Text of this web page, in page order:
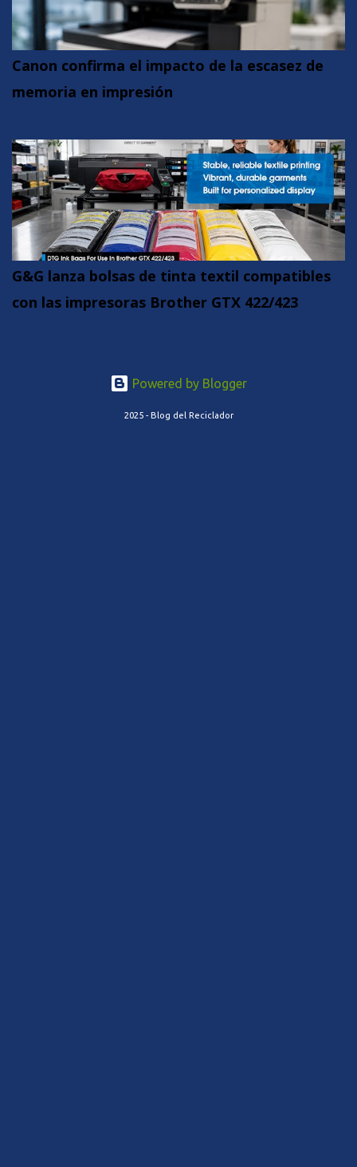
Canon confirma el impacto de la escasez de
memoria en impresión
G&G lanza bolsas de tinta textil compatibles
con las impresoras Brother GTX 422/423
Powered by Blogger
2025 - Blog del Reciclador